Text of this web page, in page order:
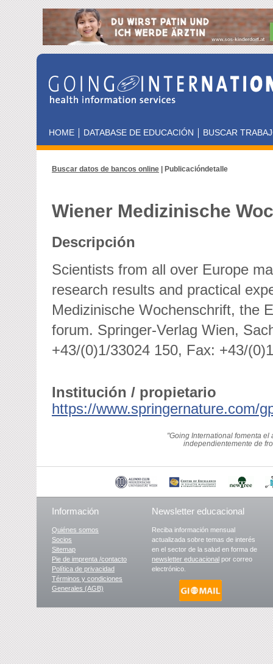
HOME DATABASE DE EDUCACIÓN BUSCAR
Buscar datos de bancos online | Publicacióndetalle
Wiener Medizinische
Descripción
Scientists from all over Europe
research results and practical
Medizinische Wochenschrift, the
forum. Springer-Verlag Wien,
+43/(0)1/33024 150, Fax: +43/
Institución / propietario
https://www.springernature.com/
"Going International fomenta
independientemente de
Información
Quiénes somos
Socios
Sitemap
Pie de imprenta /contacto
Política de privacidad
Términos y condiciones
Generales (AGB)
Newsletter educacional
Reciba información mensual
actualizada sobre temas de interés
en el sector de la salud en forma de
newsletter educacional por correo
electrónico.